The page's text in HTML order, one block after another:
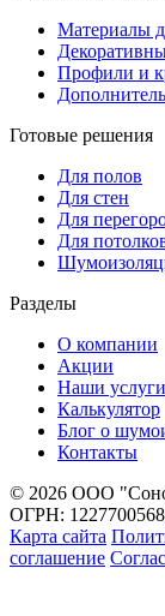
Материалы
Профили и
Готовые решения
Для полов
Для стен
Для
Для
Разделы
О компании
Акции
Наши услуги
Калькулятор
Блог о
Контакты
© 2026 ООО
ОГРН:
Карта сайта
соглашение